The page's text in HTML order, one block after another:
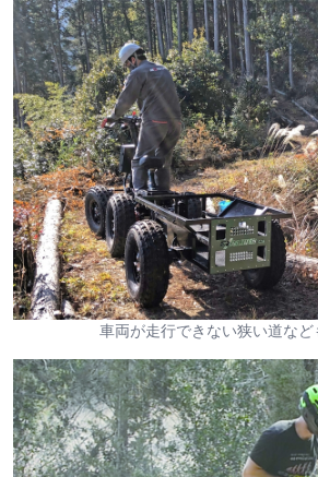
車両が走行できない狭い道な